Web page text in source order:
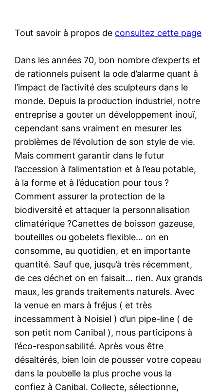
Tout savoir à propos de consultez cette page
Dans les années 70, bon nombre d’experts et
de rationnels puisent la ode d’alarme quant à
l’impact de l’activité des sculpteurs dans le
monde. Depuis la production industriel, notre
entreprise a gouter un développement inouï,
cependant sans vraiment en mesurer les
problèmes de l’évolution de son style de vie.
Mais comment garantir dans le futur
l’accession à l’alimentation et à l’eau potable,
à la forme et à l’éducation pour tous ?
Comment assurer la protection de la
biodiversité et attaquer la personnalisation
climatérique ?Canettes de boisson gazeuse,
bouteilles ou gobelets flexible… on en
consomme, au quotidien, et en importante
quantité. Sauf que, jusqu’à très récemment,
de ces déchet on en faisait… rien. Aux grands
maux, les grands traitements naturels. Avec
la venue en mars à fréjus ( et très
incessamment à Noisiel ) d’un pipe-line ( de
son petit nom Canibal ), nous participons à
l’éco-responsabilité. Après vous être
désaltérés, bien loin de pousser votre copeau
dans la poubelle la plus proche vous la
confiez à Canibal. Collecte, sélectionne,